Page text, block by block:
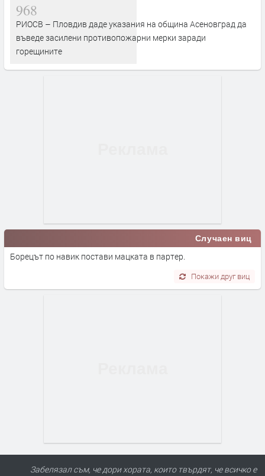
968
РИОСВ – Пловдив даде указания на община Асеновград да
въведе засилени противопожарни мерки заради
горещините
Случаен виц
Борецът по навик постави мацката в партер.
Покажи друг виц
Забелязал съм, че дори хората, които твърдят, че всичко е